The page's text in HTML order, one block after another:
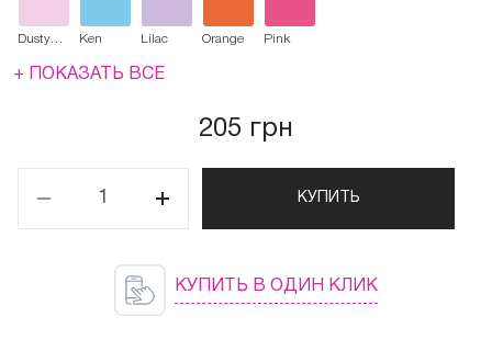
Dusty
Ken Lilac Orange Pink
+ ПОКАЗАТЬ ВСЕ
205 грн
КУПИТЬ
КУПИТЬ В ОДИН КЛИК